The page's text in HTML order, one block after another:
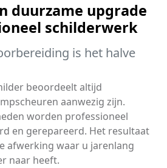
duurzame upgrade
schilderwerk
is het halve
beoordeelt altijd
aanwezig zijn.
worden professioneel
en gerepareerd. Het resultaat
afwerking waar u jarenlang
naar heeft.